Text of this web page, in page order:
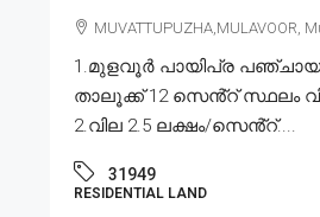
MUVATTUPUZHA,MULAVOOR,
1.മുളവൂർ പായിപ്ര
താലൂക്ക് 12 സെൻ്റ് സ്ഥലം
2.വില 2.5 ലക്ഷം/സെൻ്റ്....
31949
RESIDENTIAL LAND